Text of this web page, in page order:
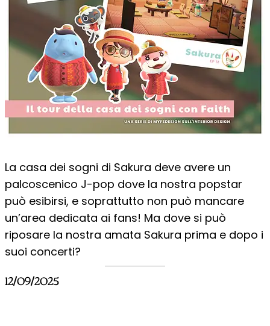
La casa dei sogni di Sakura deve avere un
palcoscenico J-pop dove la nostra popstar
può esibirsi, e soprattutto non può mancare
un’area dedicata ai fans! Ma dove si può
riposare la nostra amata Sakura prima e dopo i
suoi concerti?
12/09/2025